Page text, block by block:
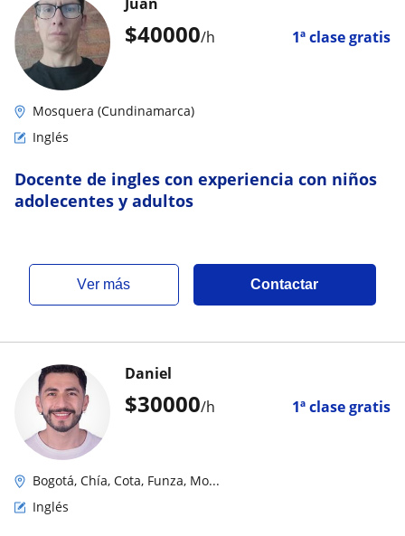
$40000/h 1ª clase gratis
Mosquera (Cundinamarca)
Inglés
Docente de ingles con experiencia con niños
adolecentes y adultos
ver más Contactar
$30000/h 1ª clase gratis
Daniel
Bogotá, Chía, Cota, Funza, Mo...
Inglés